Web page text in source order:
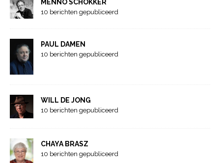
MENNO SCHOKKER
10 berichten gepubliceerd
PAUL DAMEN
10 berichten gepubliceerd
WILL DE JONG
10 berichten gepubliceerd
CHAYA BRASZ
10 berichten gepubliceerd